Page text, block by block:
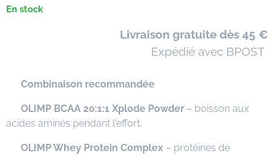
En stock
Livraison gratuite dès 45 €
📦 Expédié avec BPOST
Combinaison recommandée
OLIMP BCAA 20:1:1 Xplode Powder – boisson aux
acides aminés pendant l'effort.
OLIMP Whey Protein Complex – protéines de